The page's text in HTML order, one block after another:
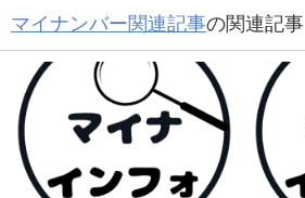
マイナンバー関連記事の関連記事